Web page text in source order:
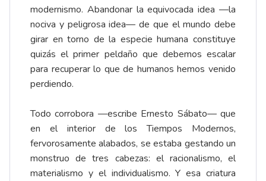
modernismo. Abandonar la equivocada idea —la
nociva y peligrosa idea— de que el mundo debe
girar en torno de la especie humana constituye
quizás el primer peldaño que debemos escalar
para recuperar lo que de humanos hemos venido
perdiendo.
Todo corrobora —escribe Ernesto Sábato— que
en el interior de los Tiempos Modernos,
fervorosamente alabados, se estaba gestando un
monstruo de tres cabezas: el racionalismo, el
materialismo y el individualismo. Y esa criatura